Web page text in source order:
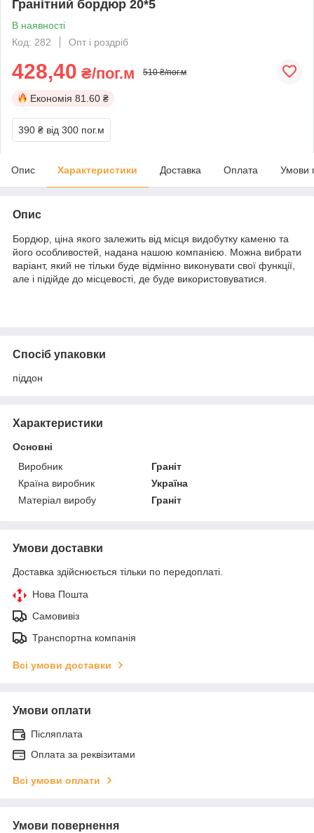
Гранітний бордюр 20*5
В наявності
Код: 282
Опт і роздріб
428,40 ₴/пог.м 510 ₴/пог.м
Економія 81.60 ₴
390 ₴ від 300 пог.м
Опис Характеристики Доставка Оплата Умови
Опис
Бордюр, ціна якого залежить від місця видобутку каменю та
його особливостей, надана нашою компанією. Можна вибрати
варіант, який не тільки буде відмінно виконувати свої функції,
але і підійде до місцевості, де буде використовуватися.
Спосіб упаковки
піддон
Характеристики
Основні
Виробник
Граніт
Країна виробник
Україна
Матеріал виробу
Граніт
Умови доставки
Доставка здійснюється тільки по передоплаті.
Нова Пошта
Самовивіз
Транспортна компанія
Всі умови доставки
Умови оплати
Післяплата
Оплата за реквізитами
Всі умови оплати
Умови повернення